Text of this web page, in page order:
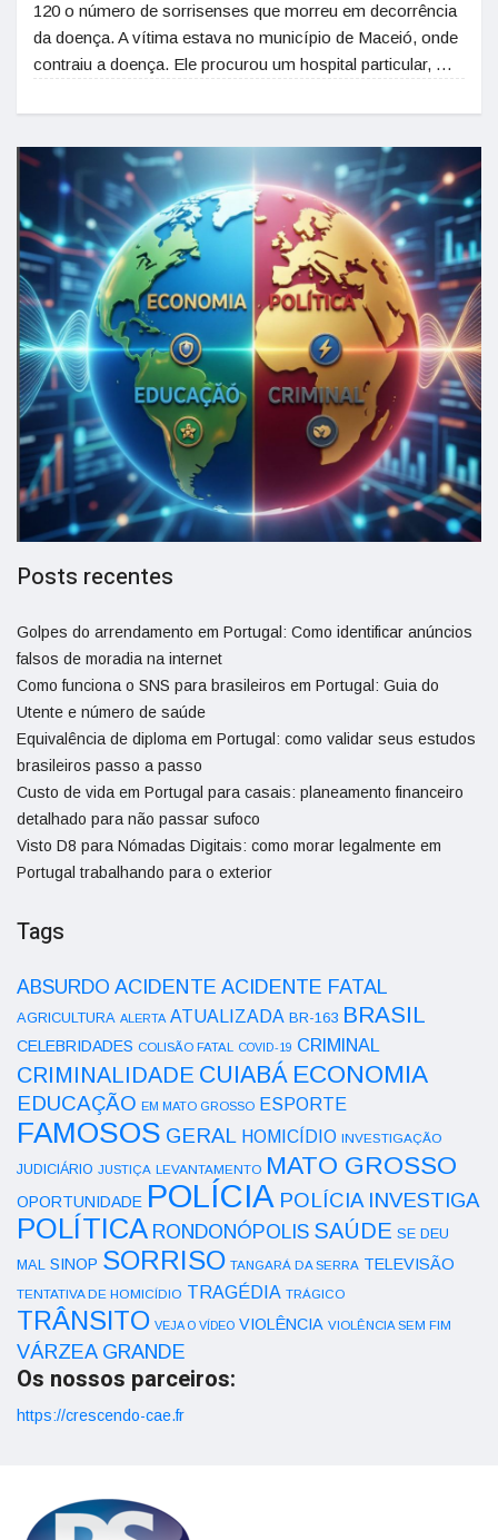
120 o número de sorrisenses que morreu em decorrência
da doença. A vítima estava no município de Maceió, onde
contraiu a doença. Ele procurou um hospital particular, …
Posts recentes
Golpes do arrendamento em Portugal: Como identificar anúncios
falsos de moradia na internet
Como funciona o SNS para brasileiros em Portugal: Guia do
Utente e número de saúde
Equivalência de diploma em Portugal: como validar seus estudos
brasileiros passo a passo
Custo de vida em Portugal para casais: planeamento financeiro
detalhado para não passar sufoco
Visto D8 para Nómadas Digitais: como morar legalmente em
Portugal trabalhando para o exterior
Tags
ABSURDO ACIDENTE ACIDENTE FATAL
AGRICULTURA ALERTA ATUALIZADA BR-163 BRASIL
CELEBRIDADES COLISÃO FATAL COVID-19 CRIMINAL
CRIMINALIDADE CUIABÁ ECONOMIA
EDUCAÇÃO EM MATO GROSSO ESPORTE
FAMOSOS GERAL HOMICÍDIO INVESTIGAÇÃO
JUDICIÁRIO JUSTIÇA LEVANTAMENTO MATO GROSSO
OPORTUNIDADE POLÍCIA POLÍCIA INVESTIGA
POLÍTICA RONDONÓPOLIS SAÚDE SE DEU
MAL SINOP SORRISO TANGARÁ DA SERRA TELEVISÃO
TENTATIVA DE HOMICÍDIO TRAGÉDIA TRÁGICO
TRÂNSITO VEJA O VÍDEO VIOLÊNCIA VIOLÊNCIA SEM FIM
VÁRZEA GRANDE
Os nossos parceiros:
https://crescendo-cae.fr